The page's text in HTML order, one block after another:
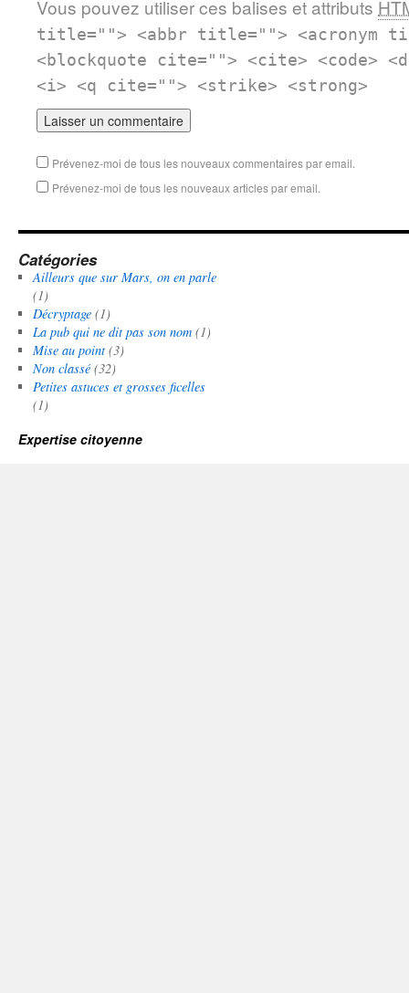
Vous pouvez utiliser ces balises et attributs
title=""> <abbr title=""> <acronym
<blockquote cite=""> <cite> <code>
<i> <q cite=""> <strike> <strong>
Prévenez-moi de tous les nouveaux commentaires par email.
Prévenez-moi de tous les nouveaux articles par email.
Catégories
Ailleurs que sur Mars, on en parle
(1)
Décryptage(1)
La pub qui ne dit pas son nom(1)
Mise au point(3)
Non classé(32)
Petites astuces et grosses ficelles
(1)
Expertise citoyenne